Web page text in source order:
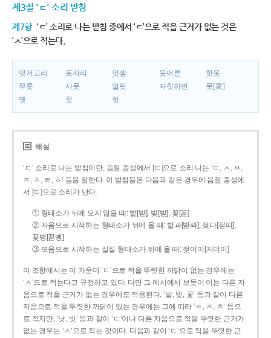
제3절 'ㄷ' 소리 받침
제7항 ‘ㄷ’ 소리로 나는 받침 중에서 ‘ㄷ’으로 적을 근거가 없는 것은
‘ㅅ’으로 적는다.
덧저고리 돗자리 엇셈 웃어른
핫옷
무릇
사뭇 얼핏 자칫하면
뭇[衆]
옛
첫 헛
해설
‘ㄷ’ 소리로 나는 받침이란, 음절 종성에서 [ㄷ]으로 소리 나는 ‘ㄷ, ㅅ, ㅆ,
ㅈ, ㅊ, ㅌ, ㅎ’ 등을 말한다. 이 받침들은 다음과 같은 경우에 음절 종성에
서 [ㄷ]으로 소리가 난다.
① 형태소가 뒤에 오지 않을 때: 밭[받], 빚[빋], 꽃[꼳]
② 자음으로 시작하는 형태소가 뒤에 올 때: 밭과[받꽈], 젖다[젇따],
꽃병[꼳뼝]
③ 모음으로 시작하는 실질 형태소가 뒤에 올 때: 젖어미[저더미]
이 조항에서는 이 가운데 ‘ㄷ’으로 적을 뚜렷한 까닭이 없는 경우에는
‘ㅅ’으로 적는다고 규정하고 있다. 다만 그 예시에서 보듯이 이는 다른 자
음으로 적을 근거가 없는 경우에도 적용된다. ‘밭, 빚, 꽃’ 등과 같이 다른
자음으로 적을 뚜렷한 까닭이 있는 경우에는 그에 따라 ‘ㅌ, ㅈ, ㅊ’ 등으
로 적지만, ‘낫, 빗’ 등과 같이 ‘ㄷ’이나 다른 자음으로 적을 뚜렷한 근거가
없는 경우는 ‘ㅅ’으로 적는 것이다. 다음과 같이 ‘ㄷ’으로 적을 뚜렷한 근